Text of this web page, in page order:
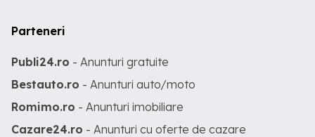
Parteneri
Publi24.ro - Anunturi gratuite
Bestauto.ro - Anunturi auto/moto
Romimo.ro - Anunturi imobiliare
Cazare24.ro - Anunturi cu oferte de cazare